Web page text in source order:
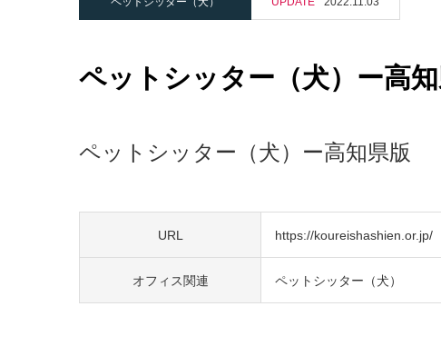
ペットシッター（犬）ー高
ペットシッター（犬）ー高知県版
URL https://koureishashien.or.jp/
オフィス関連 ペットシッター（犬）